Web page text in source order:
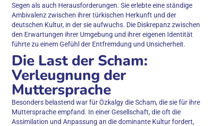
Segen als auch Herausforderungen. Sie erlebte eine ständige
Ambivalenz zwischen ihrer türkischen Herkunft und der
deutschen Kultur, in der sie aufwuchs. Die Diskrepanz zwischen
den Erwartungen ihrer Umgebung und ihrer eigenen Identität
führte zu einem Gefühl der Entfremdung und Unsicherheit.
Die Last der Scham:
Verleugnung der
Muttersprache
Besonders belastend war für Özkalgy die Scham, die sie für ihre
Muttersprache empfand. In einer Gesellschaft, die oft die
Assimilation und Anpassung an die dominante Kultur fordert,